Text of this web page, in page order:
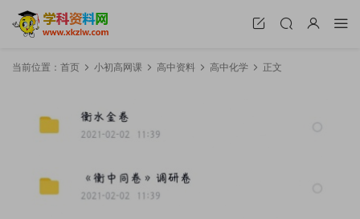
当前位置： 首页 小初高网课 高中资料 高中化学 正文